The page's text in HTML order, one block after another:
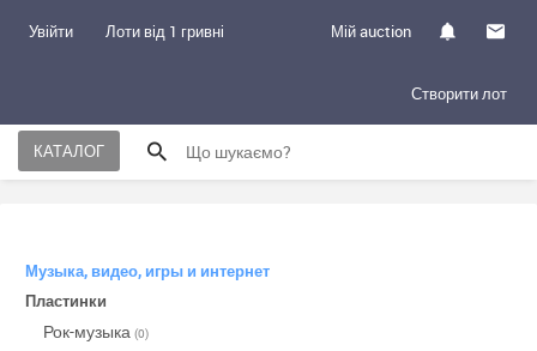
Увійти Лоти від 1 гривні Мій auction
Створити лот
КАТАЛОГ
Музыка, видео, игры и интернет
Пластинки
Рок-музыка (0)